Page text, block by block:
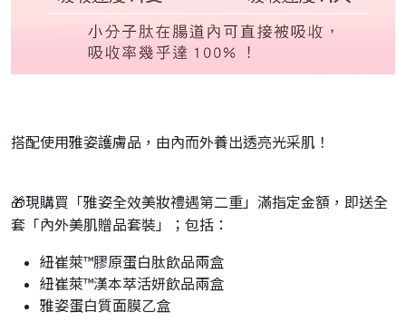
搭配使用雅姿護膚品，由內而外養出透亮光采肌！
🎁現購買「雅姿全效美妝禮遇第二重」滿指定金額，即送全
套「內外美肌贈品套裝」；包括：
紐崔萊™膠原蛋白肽飲品兩盒
紐崔萊™漢本萃活妍飲品兩盒
雅姿蛋白質面膜乙盒